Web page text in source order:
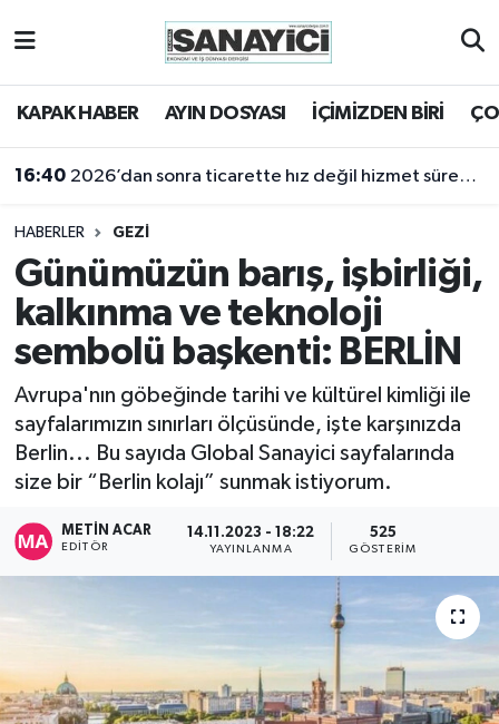
KAPAK HABER AYIN DOSYASI İÇİMİZDEN BİRİ
16:18 2025 yılı sanayi açısından bir kayıp yıldı
HABERLER GEZİ
Günümüzün barış, işbirliği,
kalkınma ve teknoloji
sembolü başkenti: BERLİN
Avrupa'nın göbeğinde tarihi ve kültürel kimliği ile
sayfalarımızın sınırları ölçüsünde, işte karşınızda
Berlin... Bu sayıda Global Sanayici sayfalarında
size bir “Berlin kolajı” sunmak istiyorum.
METIN ACAR
EDITÖR
14.11.2023 - 18:22
YAYINLANMA
525
GÖSTERIM
Tekirdağ Nöbetçi Eczaneler
Tekirdağ Trafik Yoğunluk Haritası
Süper Lig Puan Durumu ve Fikstür
Tüm Manşetler
Son Dakika Haberleri
Haber Arşivi